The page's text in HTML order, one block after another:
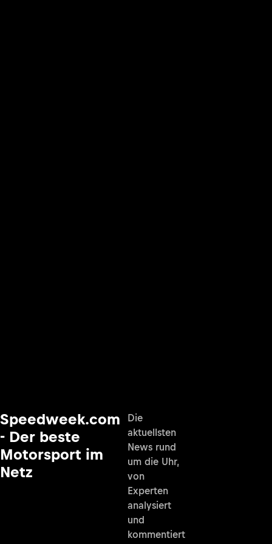
Speedweek.com
- Der beste
Motorsport im
Netz
Die
aktuellsten
News rund
um die Uhr,
von
Experten
analysiert
und
kommentiert